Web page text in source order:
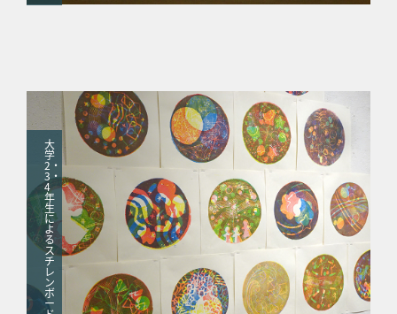
大
学
2・
3・
4
年
生
に
よ
る
ス
チ
レ
ン
ボ
ー